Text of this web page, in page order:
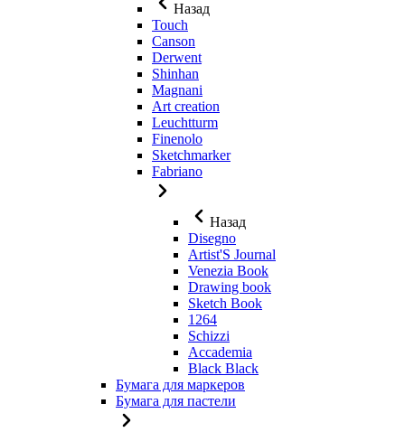
Назад
Touch
Canson
Derwent
Shinhan
Magnani
Art creation
Leuchtturm
Finenolo
Sketchmarker
Fabriano
Назад
Disegno
Artist'S Journal
Venezia Book
Drawing book
Sketch Book
1264
Schizzi
Accademia
Black Black
Бумага для маркеров
Бумага для пастели